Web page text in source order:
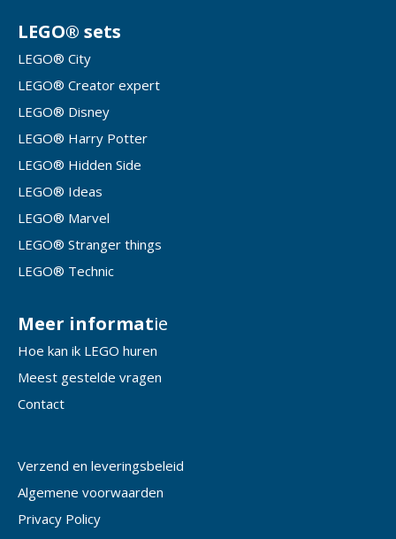
LEGO® sets
LEGO® City
LEGO® Creator expert
LEGO® Disney
LEGO® Harry Potter
LEGO® Hidden Side
LEGO® Ideas
LEGO® Marvel
LEGO® Stranger things
LEGO® Technic
Meer informatie
Hoe kan ik LEGO huren
Meest gestelde vragen
Contact
Verzend en leveringsbeleid
Algemene voorwaarden
Privacy Policy